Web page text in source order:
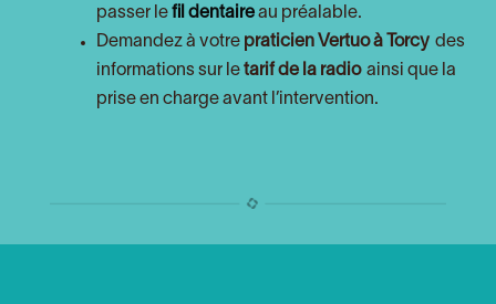
passer le fil dentaire au préalable.
Demandez à votre praticien Vertuo à Torcy des
informations sur le tarif de la radioainsi que la
prise en charge avant l’intervention.